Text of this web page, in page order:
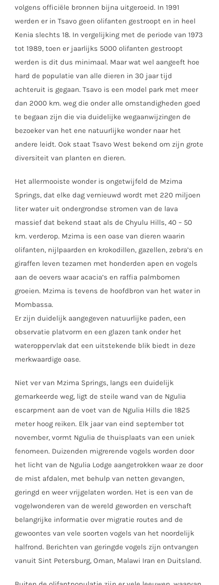
volgens officiële bronnen bijna uitgeroeid. In 1991
werden er in Tsavo geen olifanten gestroopt en in heel
Kenia slechts 18. In vergelijking met de periode van 1973
tot 1989, toen er jaarlijks 5000 olifanten gestroopt
werden is dit dus minimaal. Maar wat wel aangeeft hoe
hard de populatie van alle dieren in 30 jaar tijd
achteruit is gegaan. Tsavo is een model park met meer
dan 2000 km. weg die onder alle omstandigheden goed
te begaan zijn die via duidelijke wegaanwijzingen de
bezoeker van het ene natuurlijke wonder naar het
andere leidt. Ook staat Tsavo West bekend om zijn grote
diversiteit van planten en dieren.
Het allermooiste wonder is ongetwijfeld de Mzima
Springs, dat elke dag vernieuwd wordt met 220 miljoen
liter water uit ondergrondse stromen van de lava
massief dat bekend staat als de Chyulu Hills, 40 – 50
km. verderop. Mzima is een oase van dieren waarin
olifanten, nijlpaarden en krokodillen, gazellen, zebra’s en
giraffen leven tezamen met honderden apen en vogels
aan de oevers waar acacia’s en raffia palmbomen
groeien. Mzima is tevens de hoofdbron van het water in
Mombassa.
Er zijn duidelijk aangegeven natuurlijke paden, een
observatie platvorm en een glazen tank onder het
wateroppervlak dat een uitstekende blik biedt in deze
merkwaardige oase.
Niet ver van Mzima Springs, langs een duidelijk
gemarkeerde weg, ligt de steile wand van de Ngulia
escarpment aan de voet van de Ngulia Hills die 1825
meter hoog reiken. Elk jaar van eind september tot
november, vormt Ngulia de thuisplaats van een uniek
fenomeen. Duizenden migrerende vogels worden door
het licht van de Ngulia Lodge aangetrokken waar ze door
de mist afdalen, met behulp van netten gevangen,
geringd en weer vrijgelaten worden. Het is een van de
vogelwonderen van de wereld geworden en verschaft
belangrijke informatie over migratie routes and de
gewoontes van vele soorten vogels van het noordelijk
halfrond. Berichten van geringde vogels zijn ontvangen
vanuit Sint Petersburg, Oman, Malawi Iran en Duitsland.